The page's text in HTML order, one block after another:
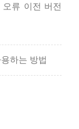
류 이전 버전
하는 방법